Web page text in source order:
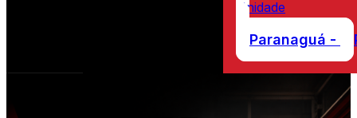
Unidade
Paranaguá -